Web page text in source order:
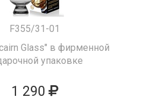
F355/31-01
Glass" в фирменной
упаковке
1 290